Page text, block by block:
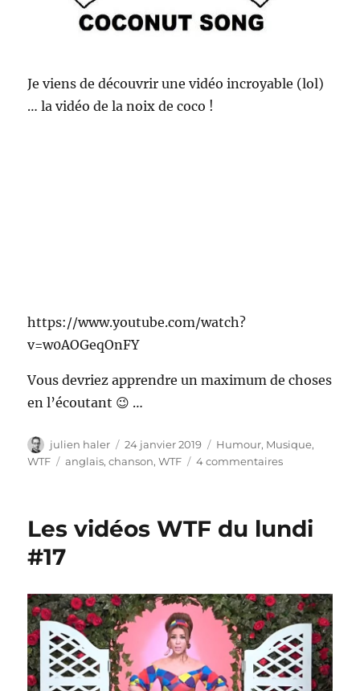
Je viens de découvrir une vidéo incroyable (lol)
… la vidéo de la noix de coco !
https://www.youtube.com/watch?
v=w0AOGeqOnFY
Vous devriez apprendre un maximum de choses
en l’écoutant 😉 …
Auteur
julien haler
Publié
le
24 janvier 2019 Catégories
Humour, Musique,
WTF
Étiquettes
anglais,chanson,WTF 4 commentairessur
Les vidéos WTF du lundi
#17